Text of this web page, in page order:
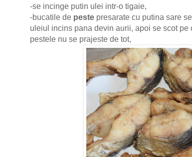
-se incinge putin ulei intr-o tigaie,
-bucatile de peste presarate cu putina sare
uleiul incins pana devin aurii, apoi se scot pe
pestele nu se prajeste de tot,